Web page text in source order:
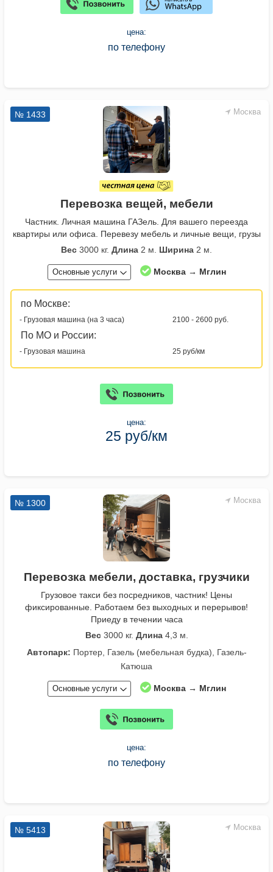
цена:
по телефону
Москва
№ 1433
Перевозка вещей, мебели
Частник. Личная машина ГАЗель. Для вашего переезда
квартиры или офиса. Перевезу мебель и личные вещи, грузы
Вес 3000 кг. Длина 2 м. Ширина 2 м.
Основные услуги Москва → Мглин
по Москве:
- Грузовая машина (на 3 часа) 2100 - 2600 руб.
По МО и России:
- Грузовая машина 25 руб/км
цена:
25 руб/км
Москва
№ 1300
Перевозка мебели, доставка, грузчики
Грузовое такси без посредников, частник! Цены
фиксированные. Работаем без выходных и перерывов!
Приеду в течении часа
Вес3000 кг. Длина4,3 м.
Автопарк: Портер, Газель (мебельная будка), Газель-
Катюша
Основные услуги Москва → Мглин
цена:
по телефону
Москва
№ 5413